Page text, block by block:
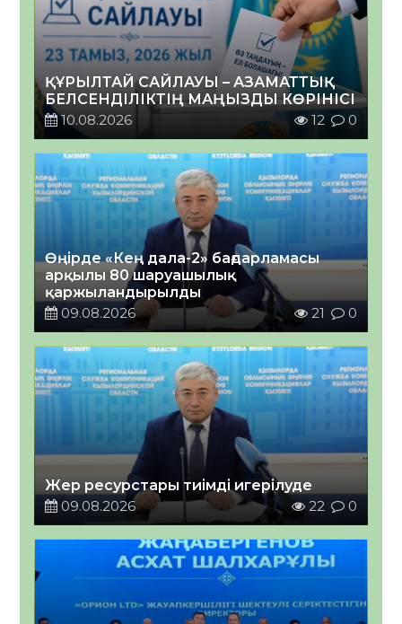
ҚҰРЫЛТАЙ САЙЛАУЫ – АЗАМАТТЫҚ
БЕЛСЕНДІЛІКТІҢ МАҢЫЗДЫ КӨРІНІСІ
10.08.2026
12 0
Өңірде «Кең дала-2» бағдарламасы
арқылы 80 шаруашылық
қаржыландырылды
09.08.2026
21 0
Жер ресурстары тиімді игерілуде
09.08.2026
22 0